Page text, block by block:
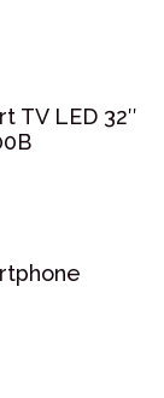
TV LED 32″